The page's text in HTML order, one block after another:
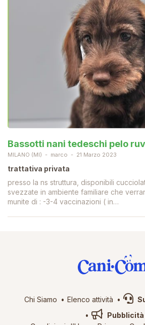
Bassotti nani tedeschi pelo
MILANO (MI) marco 21 Marzo 2023
trattativa privata
presso la ns struttura, disponibili
svezzate in ambiente familiare che
munite di : -3-4 vaccinazioni ( in…
Chi Siamo Elenco attività
Pubblicità